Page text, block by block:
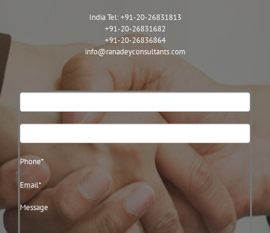
India Tel:+91-20-26831813
+91-20-26831682
+91-20-26836864
info@ranadeyconsultants.com
Contact
Us